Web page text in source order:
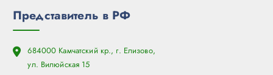
Представитель в РФ
684000 Камчатский кр., г. Елизово,
ул. Вилюйская 15